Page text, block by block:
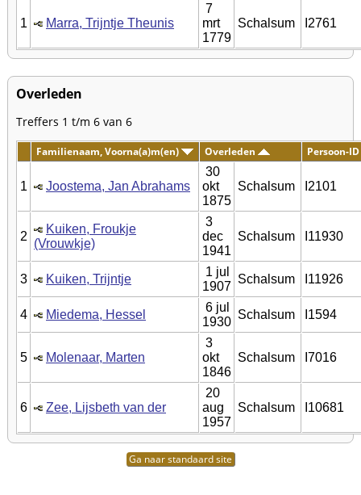
1 Marra, Trijntje Theunis
7
mrt
1779
Schalsum I2761
Overleden
Treffers 1 t/m 6 van 6
Familienaam, Voorna(a)m(en) Overleden Persoon-ID
1 Joostema, Jan Abrahams
30
okt
1875
Schalsum I2101
2
Kuiken, Froukje
(Vrouwkje)
3
dec
1941
Schalsum I11930
3 Kuiken, Trijntje
1 jul
1907
Schalsum I11926
4 Miedema, Hessel
6 jul
1930
Schalsum I1594
5 Molenaar, Marten
3
okt
1846
Schalsum I7016
6 Zee, Lijsbeth van der
20
aug
1957
Schalsum I10681
Ga naar standaard site